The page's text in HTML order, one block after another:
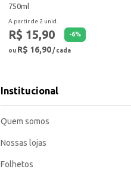
750ml
A partir de 2 unid.
R$ 15,90 -6%
ou R$ 16,90/ cada
Institucional
Quem somos
Nossas lojas
Folhetos